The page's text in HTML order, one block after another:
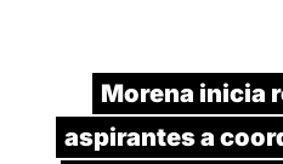
Morena inicia
aspirantes a